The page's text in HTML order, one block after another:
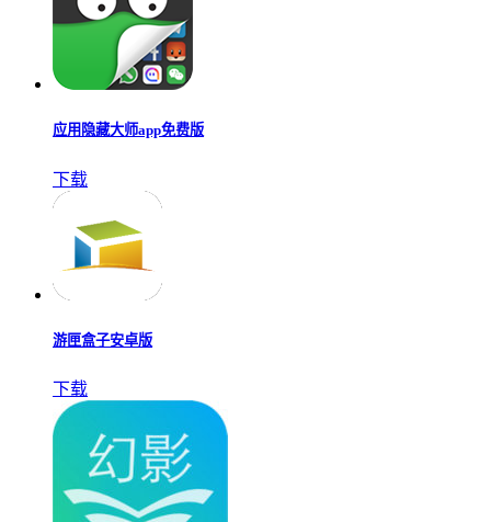
应用隐藏大师app免费版
下载
游匣盒子安卓版
下载